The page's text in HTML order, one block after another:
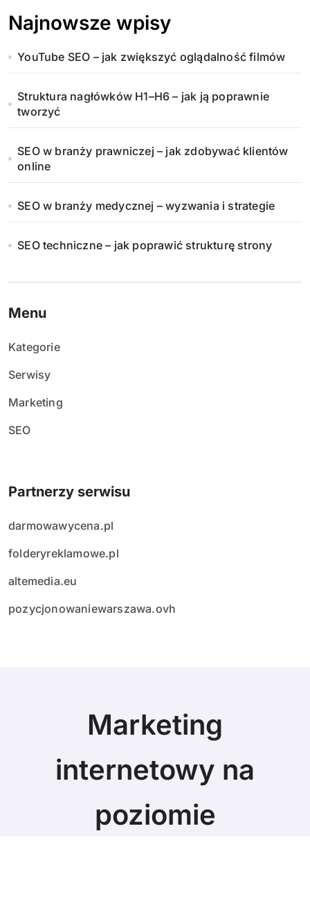
i
c
o
w
a
n
i
e
w
s
ó
w
Najnowsze wpisy
YouTube SEO – jak zwiększyć oglądalność filmów
Struktura nagłówków H1–H6 – jak ją poprawnie
tworzyć
SEO w branży prawniczej – jak zdobywać klientów
online
SEO w branży medycznej – wyzwania i strategie
SEO techniczne – jak poprawić strukturę strony
Menu
Kategorie
Serwisy
Marketing
SEO
Partnerzy serwisu
darmowawycena.pl
folderyreklamowe.pl
altemedia.eu
pozycjonowaniewarszawa.ovh
Marketing
internetowy na
poziomie